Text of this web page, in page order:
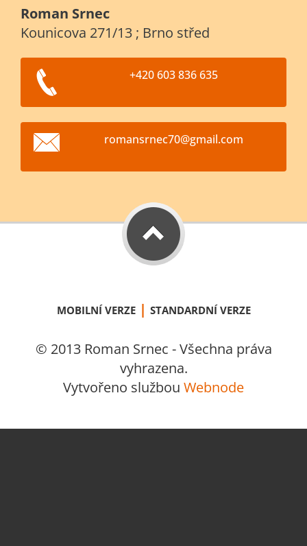
Roman Srnec
Kounicova 271/13 ; Brno střed
+420 603 836 635
romansrnec70@gmail.com
MOBILNÍ VERZE | STANDARDNÍ VERZE
© 2013 Roman Srnec - Všechna práva
vyhrazena.
Vytvořeno službou Webnode